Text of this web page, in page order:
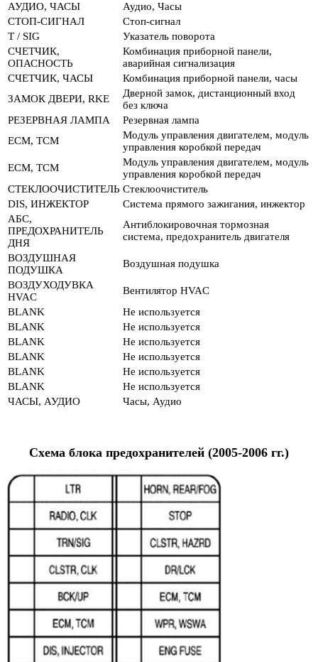
АУДИО, ЧАСЫ
Аудио, Часы
СТОП-СИГНАЛ
Стоп-сигнал
Т / SIG
Указатель поворота
СЧЕТЧИК,
ОПАСНОСТЬ
Комбинация приборной панели,
аварийная сигнализация
СЧЕТЧИК, ЧАСЫ
Комбинация приборной панели, часы
ЗАМОК ДВЕРИ, RKE
Дверной замок, дистанционный вход
без ключа
РЕЗЕРВНАЯ ЛАМПА
Резервная лампа
ECM, TCM
Модуль управления двигателем, модуль
управления коробкой передач
ECM, TCM
Модуль управления двигателем, модуль
управления коробкой передач
СТЕКЛООЧИСТИТЕЛЬ Стеклоочиститель
DIS, ИНЖЕКТОР
Система прямого зажигания, инжектор
АБС,
ПРЕДОХРАНИТЕЛЬ
ДНЯ
Антиблокировочная тормозная
система, предохранитель двигателя
ВОЗДУШНАЯ
ПОДУШКА
Воздушная подушка
ВОЗДУХОДУВКА
HVAC
Вентилятор HVAC
BLANK
Не используется
BLANK
Не используется
BLANK
Не используется
BLANK
Не используется
BLANK
Не используется
BLANK
Не используется
ЧАСЫ, АУДИО
Часы, Аудио
Схема блока предохранителей (2005-2006 гг.)